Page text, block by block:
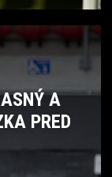
A
PRED